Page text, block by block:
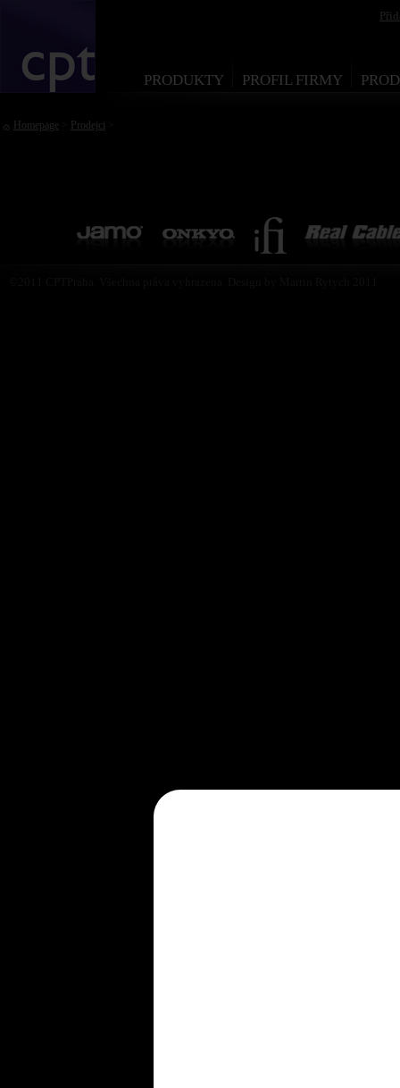
PRODUKTY PROFIL FIRMY
Homepage Prodejci